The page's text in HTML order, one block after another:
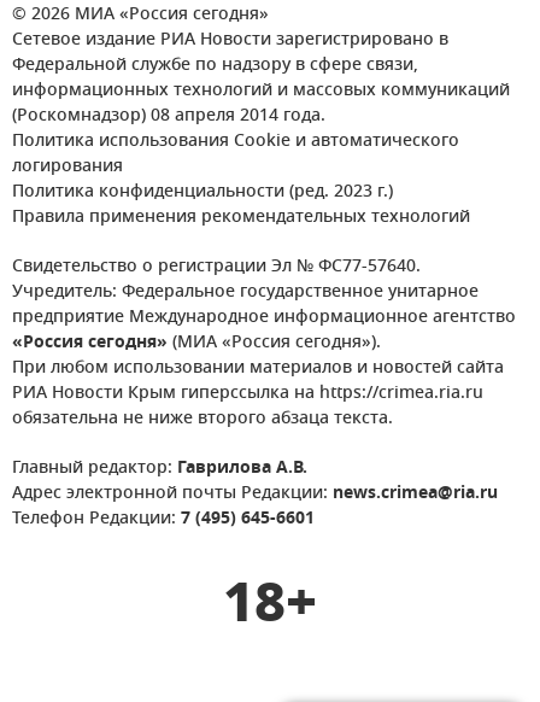
© 2026 МИА «Россия сегодня»
Сетевое издание РИА Новости зарегистрировано в
Федеральной службе по надзору в сфере связи,
информационных технологий и массовых коммуникаций
(Роскомнадзор) 08 апреля 2014 года.
Политика использования Cookie и автоматического
логирования
Политика конфиденциальности (ред. 2023 г.)
Правила применения рекомендательных технологий
Свидетельство о регистрации Эл № ФС77-57640.
Учредитель: Федеральное государственное унитарное
предприятие Международное информационное агентство
«Россия сегодня» (МИА «Россия сегодня»).
При любом использовании материалов и новостей сайта
РИА Новости Крым гиперссылка на https://crimea.ria.ru
обязательна не ниже второго абзаца текста.
Главный редактор: Гаврилова А.В.
Адрес электронной почты Редакции: news.crimea@ria.ru
Телефон Редакции: 7 (495) 645-6601
18+